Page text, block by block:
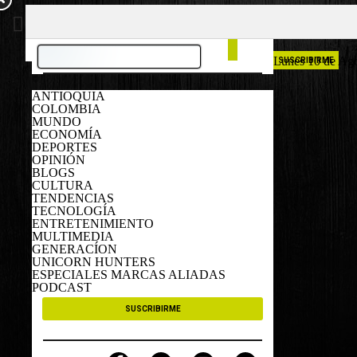
ANTIOQUIA
COLOMBIA
MUNDO
ECONOMÍA
DEPORTES
OPINIÓN
BLOGS
CULTURA
TENDENCIAS
TECNOLOGÍA
ENTRETENIMIENTO
MULTIMEDIA
GENERACÍON
UNICORN HUNTERS
ESPECIALES MARCAS ALIADAS
PODCAST
SUSCRIBIRME
Lunes 10 de
SUSCRIBIRME